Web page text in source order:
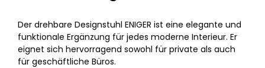
Der drehbare Designstuhl ENIGER ist eine elegante und
funktionale Ergänzung für jedes moderne Interieur. Er
eignet sich hervorragend sowohl für private als auch
für geschäftliche Büros.